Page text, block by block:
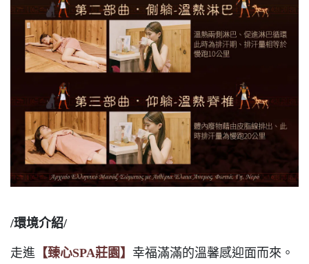
/環境介紹/
走進 【臻心SPA莊園】 幸福滿滿的溫馨感迎面而來。